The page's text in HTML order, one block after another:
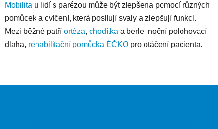
Mobilita u lidí s parézou může být zlepšena pomocí různých
pomůcek a cvičení, která posilují svaly a zlepšují funkci.
Mezi běžné patří ortéza, chodítka a berle, noční polohovací
dlaha, rehabilitační pomůcka ÉČKO pro otáčení pacienta.